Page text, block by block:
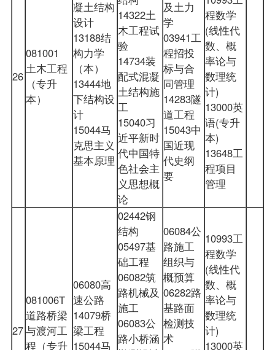
26
081001
土木工程
（专升
本）
凝土结构
设计
13188结
构力学
（本）
13444地
下结构设
计
15044马
克思主义
基本原理
14322土
木工程试
验
14734装
配式混凝
土结构施
工
15040习
近平新时
代中国特
色社会主
义思想概
论
及土力
学
03941工
程招投
标与合
同管理
14283隧
道工程
15043中
国近现
代史纲
要
程数学
(线性代
数、概
率论与
数理统
计)
13000英
语(专升
本)
13648工
程项目
管理
27
081006T
道路桥梁
与渡河工
程（专升
06080高
速公路
14079桥
梁工程
15044马
02442钢
结构
05497基
础工程
06082筑
路机械及
施工
06083公
路小桥涵
06084公
路施工
组织与
概预算
06282路
基路面
检测技
术
10993工
程数学
(线性代
数、概
率论与
数理统
计)
13000英